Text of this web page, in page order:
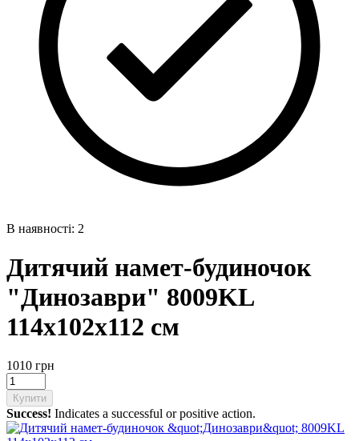
В наявності: 2
Дитячий намет-будиночок
"Динозаври" 8009KL
114х102х112 см
1010 грн
Купити
Success! Indicates a successful or positive action.